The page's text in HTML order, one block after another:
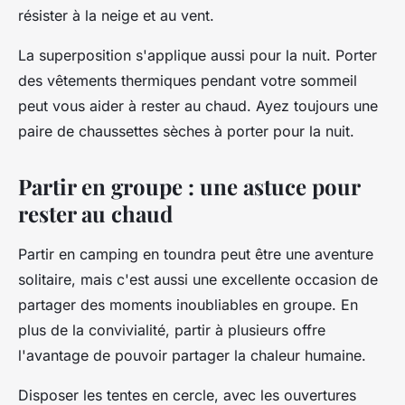
résister à la neige et au vent.
La superposition s'applique aussi pour la nuit. Porter
des vêtements thermiques pendant votre sommeil
peut vous aider à rester au chaud. Ayez toujours une
paire de chaussettes sèches à porter pour la nuit.
Partir en groupe : une astuce pour
rester au chaud
Partir en camping en toundra peut être une aventure
solitaire, mais c'est aussi une excellente occasion de
partager des moments inoubliables en groupe. En
plus de la convivialité, partir à plusieurs offre
l'avantage de pouvoir partager la chaleur humaine.
Disposer les tentes en cercle, avec les ouvertures